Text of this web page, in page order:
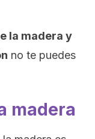
la madera y
no te puedes
madera